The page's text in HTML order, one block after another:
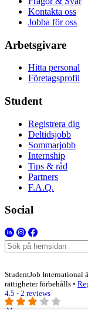
Kontakta oss
Jobba för oss
Arbetsgivare
Hitta personal
Företagsprofil
Student
Registrera dig
Deltidsjobb
Sommarjobb
Internship
Tips & råd
Partners
F.A.Q.
Social
StudentJob International
rättigheter förbehålls •
4.5 - 2 reviews